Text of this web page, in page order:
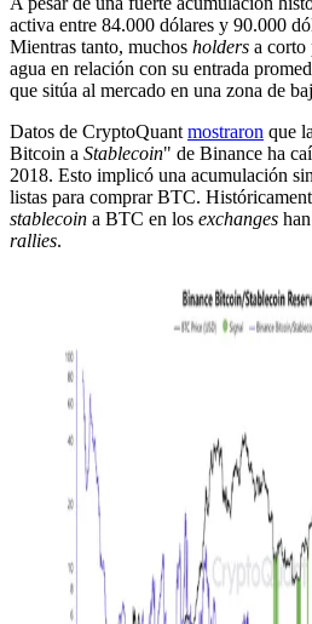
activa entre 84.000 dólares y 90.000
Mientras tanto, muchos holders a corto
agua en relación con su entrada
que sitúa al mercado en una zona de
Datos de CryptoQuant mostraron que
Bitcoin a Stablecoin" de Binance ha
2018. Esto implicó una acumulación
listas para comprar BTC.
stablecoin a BTC en los exchanges
rallies.